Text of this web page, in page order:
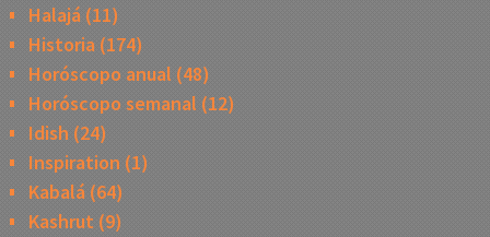
Halajá(11)
Historia(174)
Horóscopo anual (48)
Horóscopo semanal (12)
Idish (24)
Inspiration (1)
Kabalá(64)
Kashrut (9)